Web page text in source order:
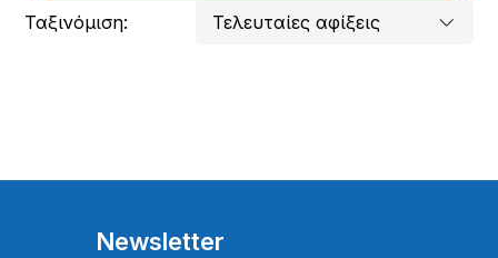
Ταξινόμιση:
Newsletter